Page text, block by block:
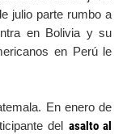
julio parte rumbo a
en Bolivia y su
en Perú le
En enero de
del asalto al